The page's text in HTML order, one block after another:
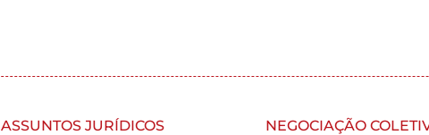
ASSUNTOS JURÍDICOS
NEGOCIAÇÃO